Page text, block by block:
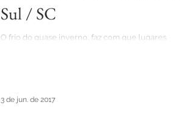
Sul / SC
O frio do quase inverno, faz com que lugares
3 de jun. de 2017